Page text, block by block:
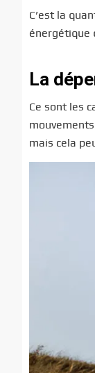
C’est la
énergétique
La
Ce sont les
mais cela